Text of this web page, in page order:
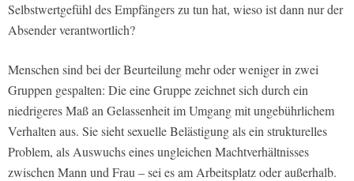
Selbstwertgefühl des Empfängers zu tun hat, wieso ist dann nur der
Absender verantwortlich?
Menschen sind bei der Beurteilung mehr oder weniger in zwei
Gruppen gespalten: Die eine Gruppe zeichnet sich durch ein
niedrigeres Maß an Gelassenheit im Umgang mit ungebührlichem
Verhalten aus. Sie sieht sexuelle Belästigung als ein strukturelles
Problem, als Auswuchs eines ungleichen Machtverhältnisses
zwischen Mann und Frau – sei es am Arbeitsplatz oder außerhalb.